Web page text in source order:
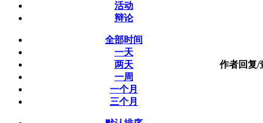
活动
辩论
全部时间
一天
两天
一周
一个月
三个月
作者回复/